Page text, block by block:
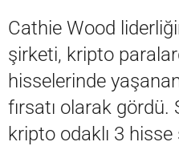
Contact / İletişim
Cathie Wood
şirketi, kripto
hisselerinde
fırsatı olarak gördü.
kripto odaklı 3